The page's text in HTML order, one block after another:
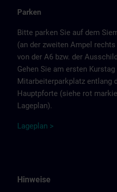
Parken
Bitte parken Sie auf dem
(an der zweiten Ampel
von der A6 bzw. der
Gehen Sie am ersten
Mitarbeiterparkplatz entlang
Hauptpforte (siehe rot
Lageplan).
Lagep lan >
Hinweise